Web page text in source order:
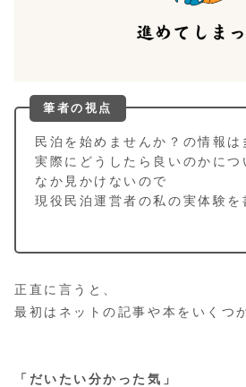
筆者の視点
民泊を始めませんか？の情報は
実際にどうしたら良いのかにつ
なか見かけないので
現役民泊運営者の私の実体験を
正直に言うと、
最初はネットの記事や本をいくつ
「だいたい分かった気」